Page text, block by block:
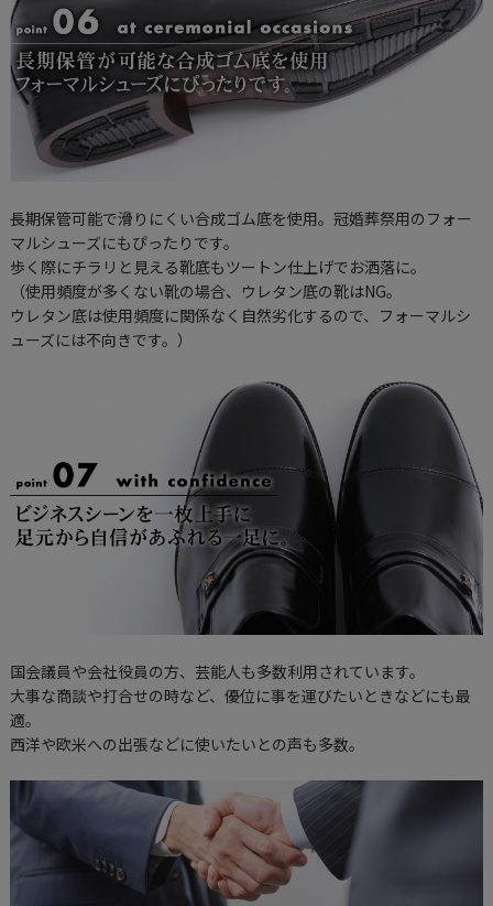
長期保管可能で滑りにくい合成ゴム底を使用。冠婚葬祭用のフォー
マルシューズにもぴったりです。
歩く際にチラリと見える靴底もツートン仕上げでお洒落に。
（使用頻度が多くない靴の場合、ウレタン底の靴はNG。
ウレタン底は使用頻度に関係なく自然劣化するので、フォーマルシ
ューズには不向きです。）
国会議員や会社役員の方、芸能人も多数利用されています。
大事な商談や打合せの時など、優位に事を運びたいときなどにも最
適。
西洋や欧米への出張などに使いたいとの声も多数。